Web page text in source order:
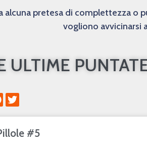
alcuna pretesa di complettezza o
vogliono avvicinarsi
ULTIME
#5